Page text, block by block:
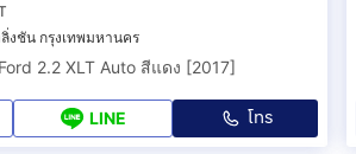
งชัน กรุงเทพมหานคร
2.2 XLT Auto สีแดง [2017]
LINE โทร